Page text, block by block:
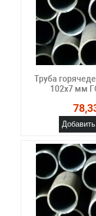
Труба
102х7 мм